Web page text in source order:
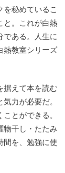
秘めているこ
と。これが白熱
である。人生に
熱教室シリーズ
据えて本を読む
力が必要だ。
とができる。
物干し・たたみ
間を、勉強に使